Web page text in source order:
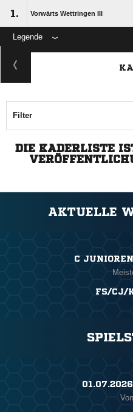
1. Vorwärts Wettringen III
Legende
Filter
DIE KADERLISTE
AKTUELLE
C
FS/CJ/